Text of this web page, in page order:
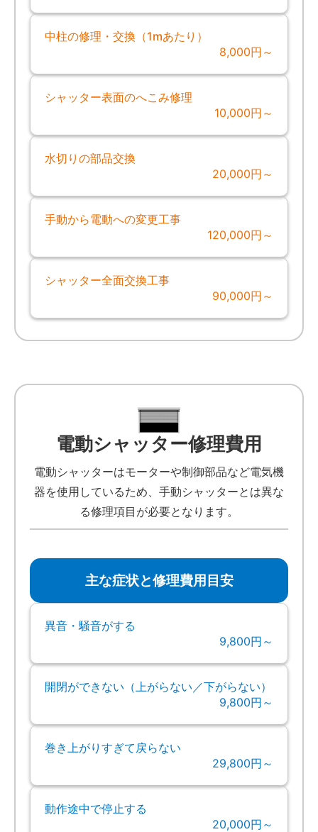
中柱の修理・交換（1mあたり）
8,000円～
シャッター表面のへこみ修理
10,000円～
水切りの部品交換
20,000円～
手動から電動への変更工事
120,000円～
シャッター全面交換工事
90,000円～
電動シャッター修理費用
電動シャッターはモーターや制御部品など電気機
器を使用しているため、手動シャッターとは異な
る修理項目が必要となります。
主な症状と修理費用目安
異音・騒音がする
9,800円～
開閉ができない（上がらない／下がらない）
9,800円～
巻き上がりすぎて戻らない
29,800円～
動作途中で停止する
20,000円～